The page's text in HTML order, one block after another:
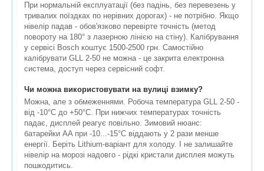
При нормальній експлуатації (без падінь, без перевезень у
тривалих поїздках по нерівних дорогах) - не потрібно. Якщо
нівелір падав - обов'язково перевірте точність (метод
повороту на 180° з лазерною лінією на стіну). Калібрування
у сервісі Bosch коштує 1500-2500 грн. Самостійно
калібрувати GLL 2-50 не можна - це закрита електронна
система, доступ через сервісний софт.
Чи можна використовувати на вулиці взимку?
Можна, але з обмеженнями. Робоча температура GLL 2-50 -
від -10°C до +50°C. При нижчих температурах точність
падає, дисплей реагує повільно. Зимовий нюанс:
батарейки AA при -10...-15°C віддають у 2 рази менше
енергії. Беріть Lithium-варіант для холоду. І не залишайте
нівелір на морозі надовго - рідкі кристали дисплея можуть
пошкодитись.